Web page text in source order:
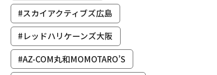
#スカイアクティブズ広島
#レッドハリケーンズ大阪
#AZ-COM丸和MOMOTARO’S